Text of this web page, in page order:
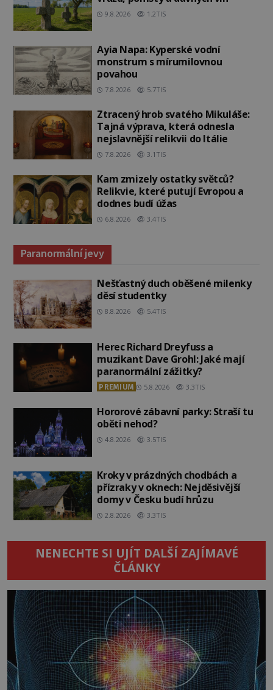
9.8.2026 1.2TIS
Ayia Napa: Kyperské vodní
monstrum s mírumilovnou
povahou
7.8.2026 5.7TIS
Ztracený hrob svatého Mikuláše:
Tajná výprava, která odnesla
nejslavnější relikvii do Itálie
7.8.2026 3.1TIS
Kam zmizely ostatky světců?
Relikvie, které putují Evropou a
dodnes budí úžas
6.8.2026 3.4TIS
Paranormální jevy
Nešťastný duch oběšené milenky
děsí studentky
8.8.2026 5.4TIS
Herec Richard Dreyfuss a
muzikant Dave Grohl: Jaké mají
paranormální zážitky?
PREMIUM 5.8.2026 3.3TIS
Hororové zábavní parky: Straší tu
oběti nehod?
4.8.2026 3.5TIS
Kroky v prázdných chodbách a
přízraky v oknech: Nejděsivější
domy v Česku budí hrůzu
2.8.2026 3.3TIS
NENECHTE SI UJÍT DALŠÍ ZAJÍMAVÉ
ČLÁNKY